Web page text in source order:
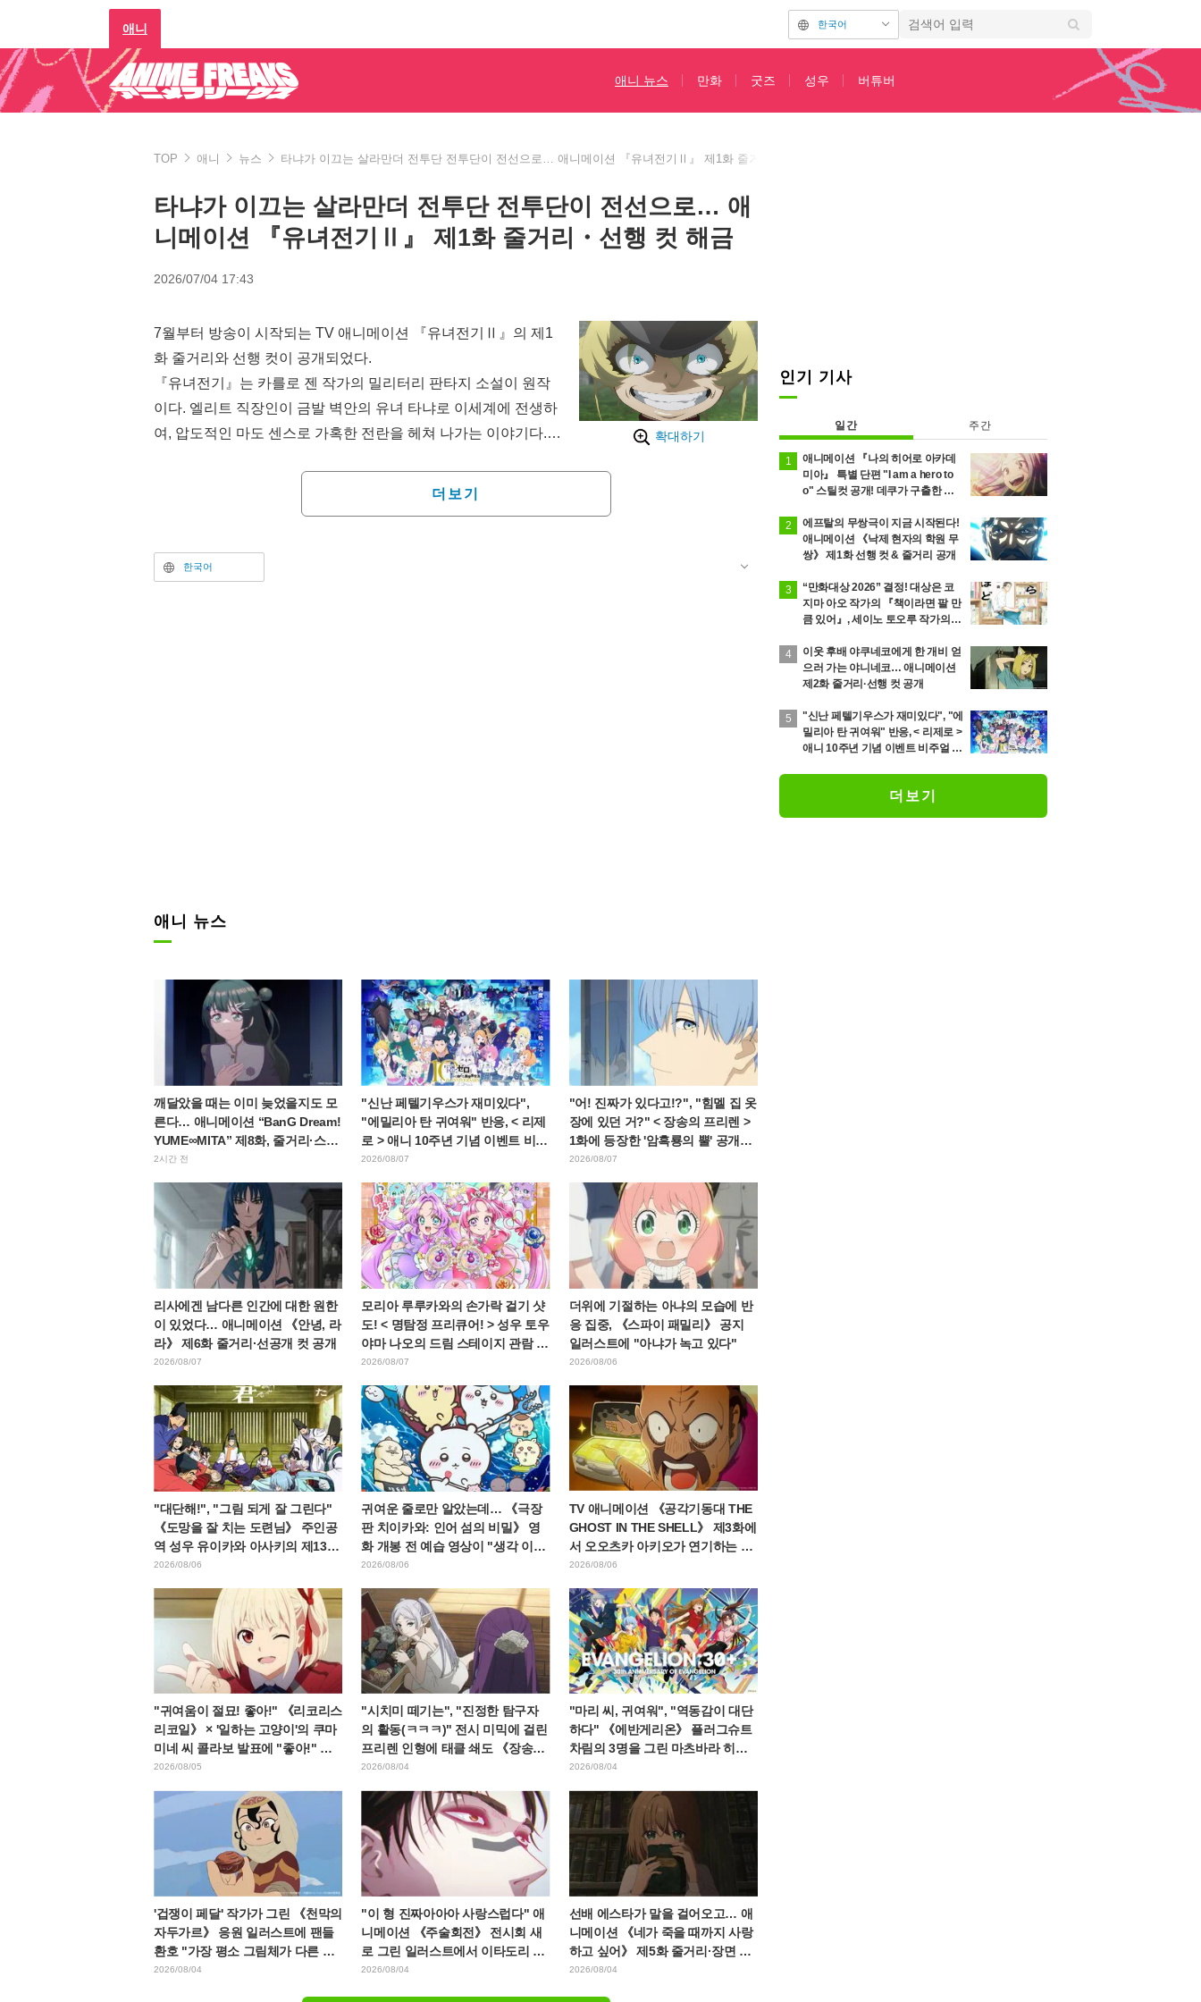
애니 한국어
애니 뉴스 만화 굿즈 성우 버튜버
TOP 애니 뉴스 타냐가 이끄는 살라만더 전투단 전투단이 전선으로… 애니메이션 『유녀전기Ⅱ』 제1화 줄거리・선행 컷 해금
타냐가 이끄는 살라만더 전투단 전투단이 전선으로… 애
니메이션 『유녀전기Ⅱ』 제1화 줄거리・선행 컷 해금
2026/07/04 17:43
확대하기
7월부터 방송이 시작되는 TV 애니메이션 『유녀전기Ⅱ』의 제1
화 줄거리와 선행 컷이 공개되었다.
『유녀전기』는 카를로 젠 작가의 밀리터리 판타지 소설이 원작
이다. 엘리트 직장인이 금발 벽안의 유녀 타냐로 이세계에 전생하
여, 압도적인 마도 센스로 가혹한 전란을 헤쳐 나가는 이야기다. 2
일 23시부터 지상파 선행 및 WEB 최속 스트리밍이 진행된다.
더보기
한국어
애니 뉴스
깨달았을 때는 이미 늦었을지도 모
른다… 애니메이션 “BanG Dream!
YUME∞MITA” 제8화, 줄거리·스틸
컷 공개
2시간 전
"신난 페텔기우스가 재미있다",
"에밀리아 탄 귀여워" 반응, < 리제
로 > 애니 10주년 기념 이벤트 비주
얼 공개
2026/08/07
"어! 진짜가 있다고!?", "힘멜 집 옷
장에 있던 거?" < 장송의 프리렌 >
1화에 등장한 '암흑룡의 뿔' 공개에
팬들 경악
2026/08/07
리사에겐 남다른 인간에 대한 원한
이 있었다… 애니메이션 《안녕, 라
라》 제6화 줄거리·선공개 컷 공개
2026/08/07
모리아 루루카와의 손가락 걸기 샷
도! < 명탐정 프리큐어! > 성우 토우
야마 나오의 드림 스테이지 관람 보
고에 "W 아르카나다" 반응
2026/08/07
더위에 기절하는 아냐의 모습에 반
응 집중, 《스파이 패밀리》 공지
일러스트에 "아냐가 녹고 있다"
2026/08/06
"대단해!", "그림 되게 잘 그린다"
《도망을 잘 치는 도련님》 주인공
역 성우 유이카와 아사키의 제13화
ED 일러스트에 찬사 속출
2026/08/06
귀여운 줄로만 알았는데… 《극장
판 치이카와: 인어 섬의 비밀》 영
화 개봉 전 예습 영상이 "생각 이상
으로 가혹하다", "노동 얘기뿐이
2026/08/06
TV 애니메이션 《공각기동대 THE
GHOST IN THE SHELL》 제3화에
서 오오츠카 아키오가 연기하는 마
레스 대령 등장! 캐스트 코멘트 &
2026/08/06
"귀여움이 절묘! 좋아!" 《리코리스
리코일》 × '일하는 고양이'의 쿠마
미네 씨 콜라보 발표에 "좋아!" 반
응 잇따라
2026/08/05
"시치미 떼기는", "진정한 탐구자
의 활동(ㅋㅋㅋ)" 전시 미믹에 걸린
프리렌 인형에 태클 쇄도 《장송의
프리렌》
2026/08/04
"마리 씨, 귀여워", "역동감이 대단
하다" 《에반게리온》 플러그슈트
차림의 3명을 그린 마츠바라 히데
노리 씨의 아름다운 드로잉 공개에
2026/08/04
'겁쟁이 페달' 작가가 그린 《천막의
자두가르》 응원 일러스트에 팬들
환호 "가장 평소 그림체가 다른 사
람이 그리면 이렇게 된다"
2026/08/04
"이 형 진짜아아아 사랑스럽다" 애
니메이션 《주술회전》 전시회 새
로 그린 일러스트에서 이타도리 유
지에게 다가가는 초소에 팬들 환호
2026/08/04
선배 에스타가 말을 걸어오고… 애
니메이션 《네가 죽을 때까지 사랑
하고 싶어》 제5화 줄거리·장면 컷·
WEB 예고·에피소드 포스터 공개
2026/08/04
인기 기사
일간 주간
애니메이션 『나의 히어로 아카데
미아』 특별 단편 "I am a hero to
o" 스틸컷 공개! 데쿠가 구출한 소
에프탈의 무쌍극이 지금 시작된다!
애니메이션 《낙제 현자의 학원 무
쌍》 제1화 선행 컷 & 줄거리 공개
“만화대상 2026” 결정! 대상은 코
지마 아오 작가의 『책이라면 팔 만
큼 있어』, 세이노 토오루 작가의
이웃 후배 야쿠네코에게 한 개비 얻
으러 가는 야니네코… 애니메이션
제2화 줄거리·선행 컷 공개
"신난 페텔기우스가 재미있다", "에
밀리아 탄 귀여워" 반응, < 리제로 >
애니 10주년 기념 이벤트 비주얼 공
더보기